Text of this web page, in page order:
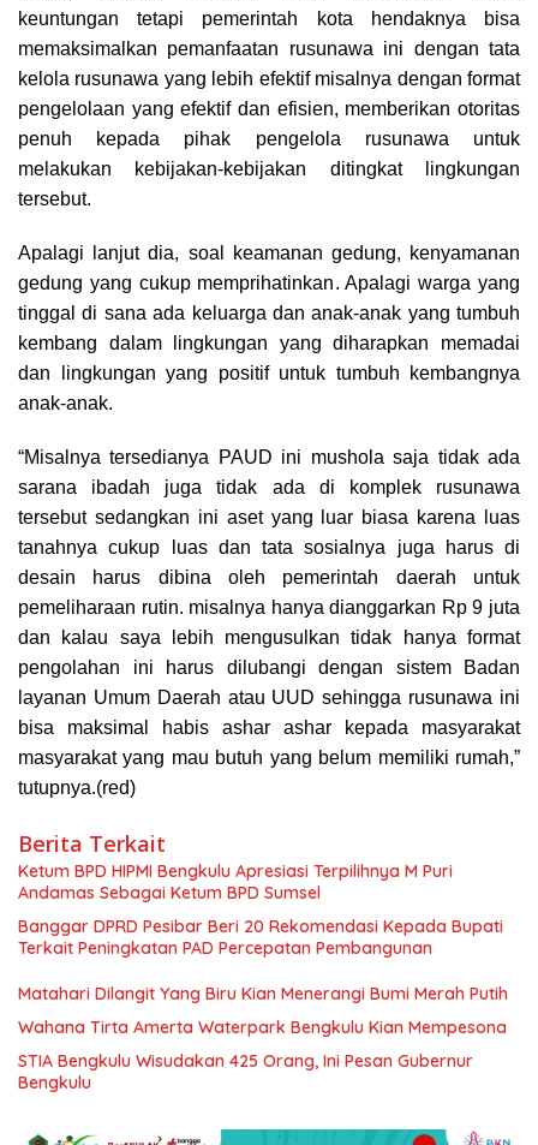
keuntungan tetapi pemerintah kota hendaknya bisa
memaksimalkan pemanfaatan rusunawa ini dengan tata
kelola rusunawa yang lebih efektif misalnya dengan format
pengelolaan yang efektif dan efisien, memberikan otoritas
penuh kepada pihak pengelola rusunawa untuk
melakukan kebijakan-kebijakan ditingkat lingkungan
tersebut.
Apalagi lanjut dia, soal keamanan gedung, kenyamanan
gedung yang cukup memprihatinkan. Apalagi warga yang
tinggal di sana ada keluarga dan anak-anak yang tumbuh
kembang dalam lingkungan yang diharapkan memadai
dan lingkungan yang positif untuk tumbuh kembangnya
anak-anak.
“Misalnya tersedianya PAUD ini mushola saja tidak ada
sarana ibadah juga tidak ada di komplek rusunawa
tersebut sedangkan ini aset yang luar biasa karena luas
tanahnya cukup luas dan tata sosialnya juga harus di
desain harus dibina oleh pemerintah daerah untuk
pemeliharaan rutin. misalnya hanya dianggarkan Rp 9 juta
dan kalau saya lebih mengusulkan tidak hanya format
pengolahan ini harus dilubangi dengan sistem Badan
layanan Umum Daerah atau UUD sehingga rusunawa ini
bisa maksimal habis ashar ashar kepada masyarakat
masyarakat yang mau butuh yang belum memiliki rumah,”
tutupnya.(red)
Berita Terkait
Ketum BPD HIPMI Bengkulu Apresiasi Terpilihnya M Puri
Andamas Sebagai Ketum BPD Sumsel
Banggar DPRD Pesibar Beri 20 Rekomendasi Kepada Bupati
Terkait Peningkatan PAD Percepatan Pembangunan
Matahari Dilangit Yang Biru Kian Menerangi Bumi Merah Putih
Wahana Tirta Amerta Waterpark Bengkulu Kian Mempesona
STIA Bengkulu Wisudakan 425 Orang, Ini Pesan Gubernur
Bengkulu